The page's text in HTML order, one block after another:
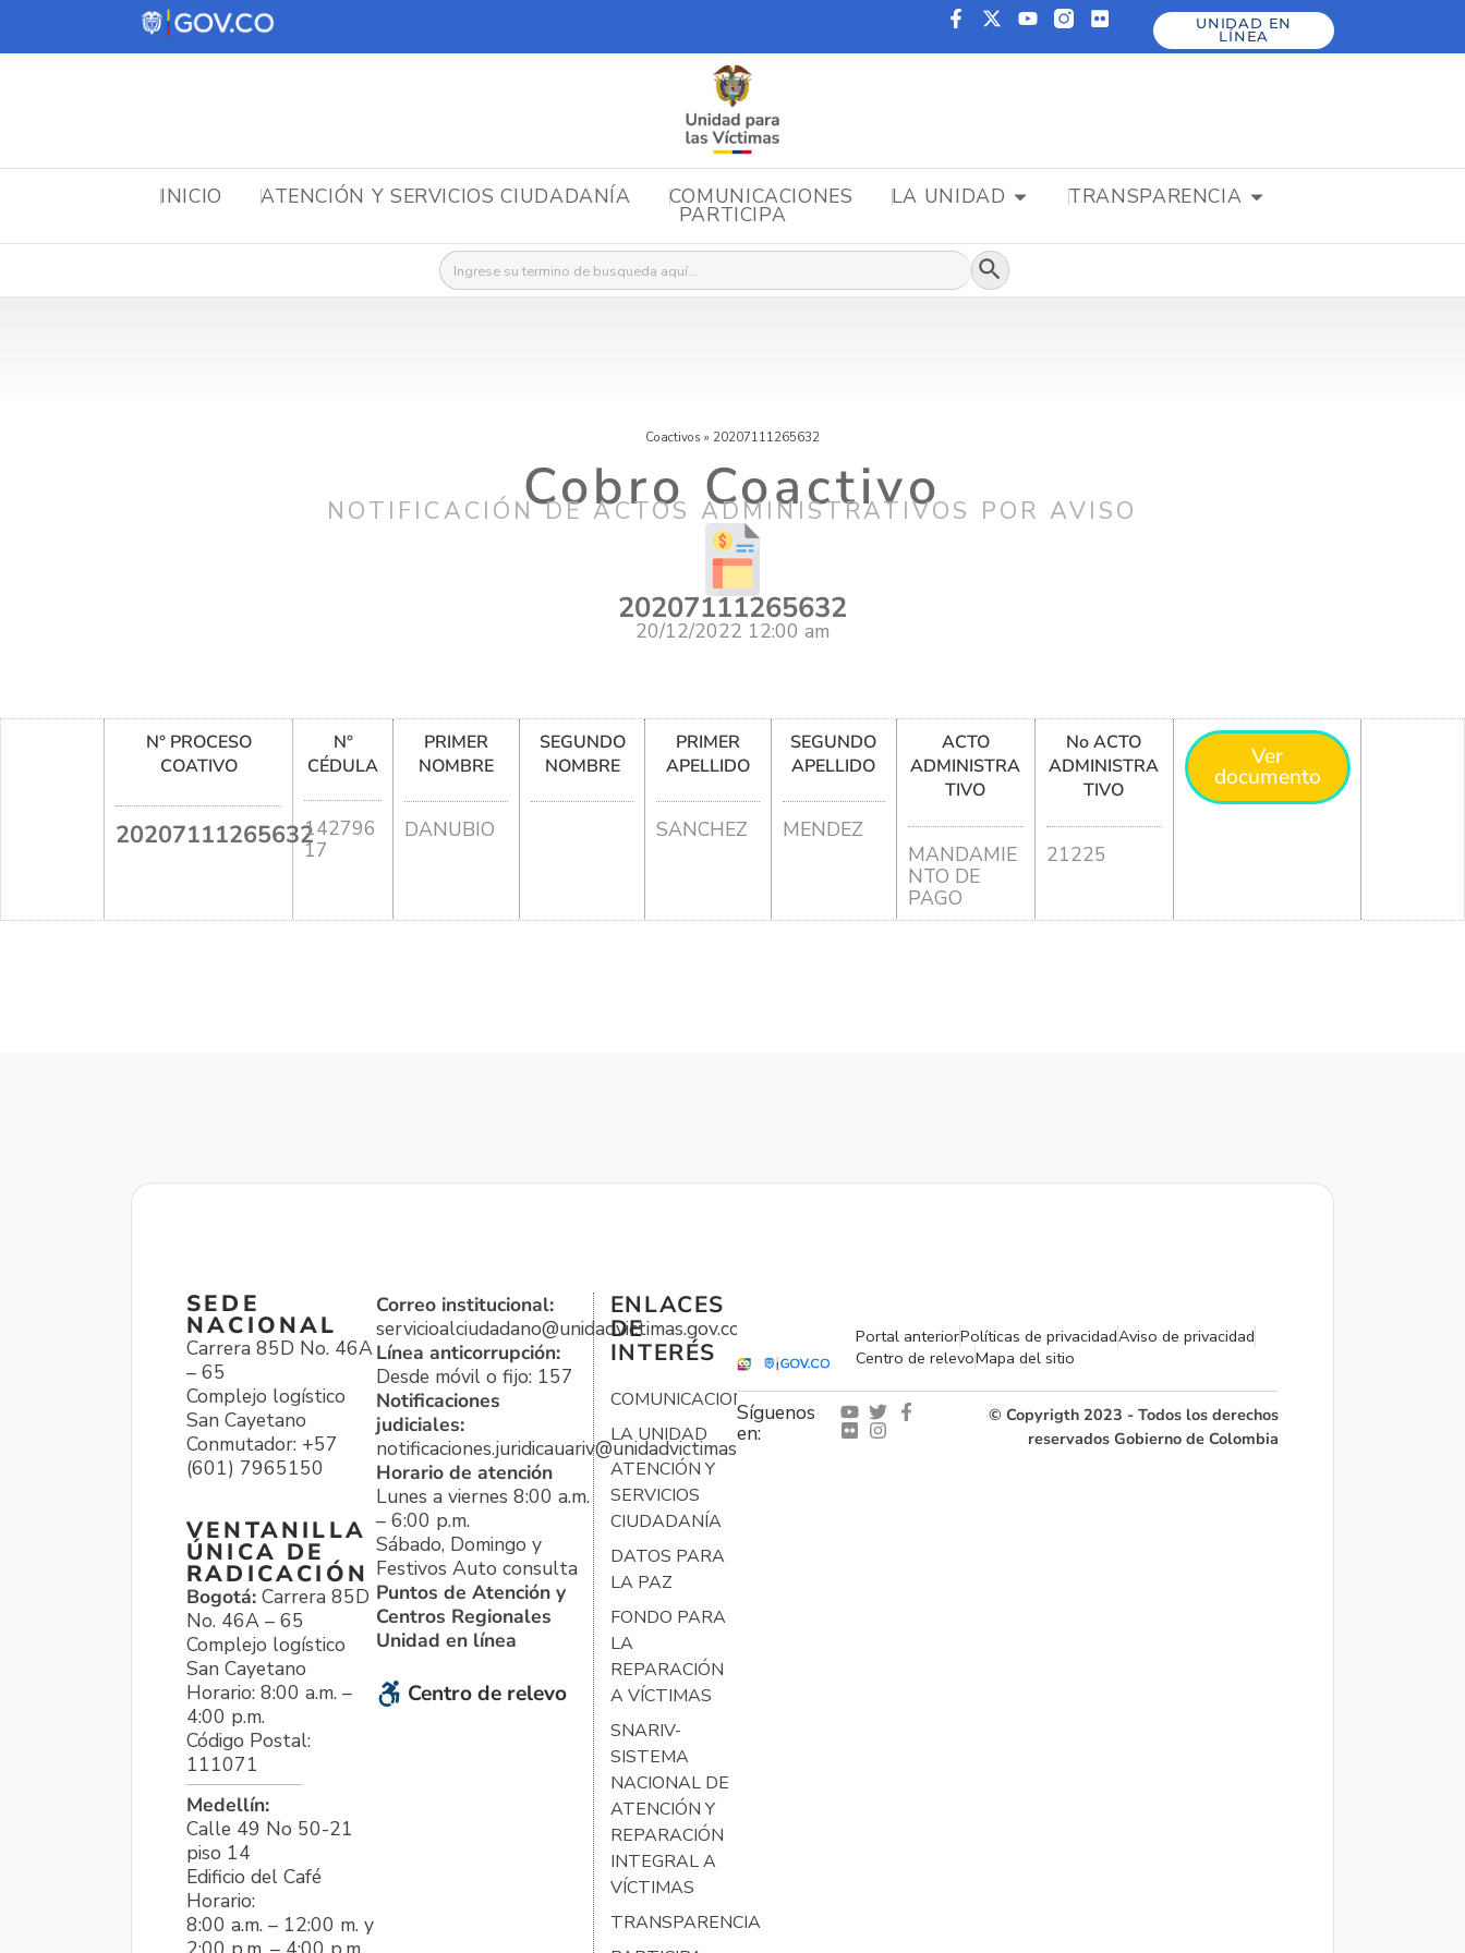
UNIDAD EN
LÍNEA
INICIO ATENCIÓN Y SERVICIOS CIUDADANÍA COMUNICACIONES LA UNIDAD TRANSPARENCIA
PARTICIPA
Buscar: Botón de búsqueda
Coactivos » 20207111265632
Cobro Coactivo
NOTIFICACIÓN DE ACTOS ADMINISTRATIVOS POR AVISO
20207111265632
20/12/2022 12:00 am
N° PROCESO
COATIVO
20207111265632
N°
CÉDULA
142796
17
PRIMER
NOMBRE
DANUBIO
SEGUNDO
NOMBRE
PRIMER
APELLIDO
SANCHEZ
SEGUNDO
APELLIDO
MENDEZ
ACTO
ADMINISTRA
TIVO
MANDAMIE
NTO DE
PAGO
No ACTO
ADMINISTRA
TIVO
21225
Ver
documento
SEDE
NACIONAL
Carrera 85D No. 46A
– 65
Complejo logístico
San Cayetano
Conmutador: +57
(601) 7965150
VENTANILLA
ÚNICA DE
RADICACIÓN
Bogotá: Carrera 85D
No. 46A – 65
Complejo logístico
San Cayetano
Horario: 8:00 a.m. –
4:00 p.m.
Código Postal:
111071
Medellín:
Calle 49 No 50-21
piso 14
Edificio del Café
Horario:
8:00 a.m. – 12:00 m. y
Correo institucional:
servicioalciudadano@unidadvictimas.gov.co
Línea anticorrupción:
Desde móvil o fijo: 157
Notificaciones
judiciales:
notificaciones.juridicauariv@unidadvictimas.gov.co
Horario de atención
Lunes a viernes 8:00 a.m.
– 6:00 p.m.
Sábado, Domingo y
Festivos Auto consulta
Puntos de Atención y
Centros Regionales
Unidad en línea
Centro de relevo
ENLACES
DE
INTERÉS
COMUNICACIONES
LA UNIDAD
ATENCIÓN Y
SERVICIOS
CIUDADANÍA
DATOS PARA
LA PAZ
FONDO PARA
LA
REPARACIÓN
A VÍCTIMAS
SNARIV-
SISTEMA
NACIONAL DE
ATENCIÓN Y
REPARACIÓN
INTEGRAL A
VÍCTIMAS
TRANSPARENCIA
Portal anteriorPolíticas de privacidadAviso de privacidad
Centro de relevoMapa del sitio
Síguenos
en:
© Copyrigth 2023 - Todos los derechos
reservados Gobierno de Colombia